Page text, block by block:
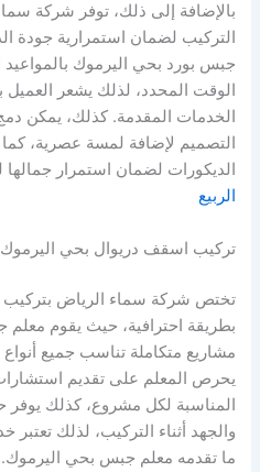
بالإضافة إلى ذلك، توفر شركة
التركيب لضمان استمرارية جودة
جبس بورد بحي اليرموك بالمواعيد
الوقت المحدد، لذلك يشعر العميل
الخدمات المقدمة. كذلك، يمكن
التصميم لإضافة لمسة عصرية، كما
الديكورات لضمان استمرار جمالها
الربيع
تركيب اسقف دريوال بحي اليرموك
تختص شركة سماء الرياض بتركيب
بطريقة احترافية، حيث يقوم معلم
مشاريع متكاملة تناسب جميع
يحرص المعلم على تقديم
المناسبة لكل مشروع، كذلك يوفر
والجهد أثناء التركيب، لذلك
ما تقدمه معلم جبس بحي